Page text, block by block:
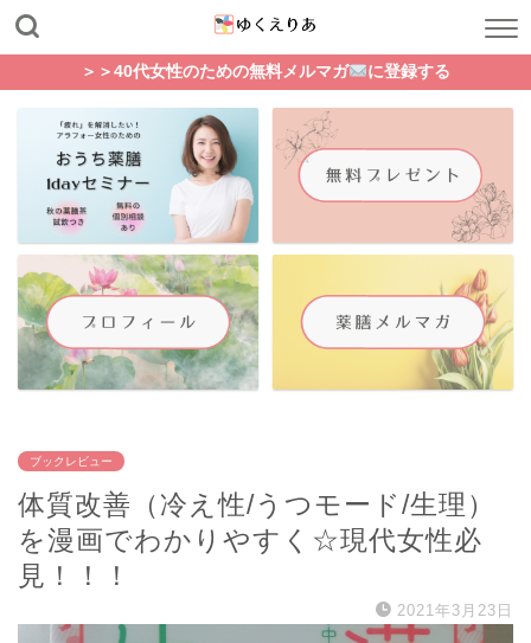
＞＞40代女性のための無料メルマガ に登録する
ブックレビュー
体質改善（冷え性/うつモード/生理）
を漫画でわかりやすく☆現代女性必
見！！！
2021年3月23日